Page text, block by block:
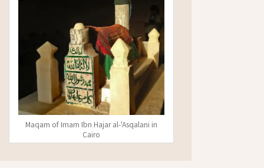
Maqam of Imam Ibn Hajar al-'Asqalani in
Cairo